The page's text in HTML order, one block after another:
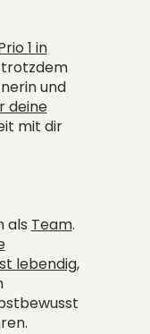
1 in
und
deine
mit dir
als Team.
lebendig,